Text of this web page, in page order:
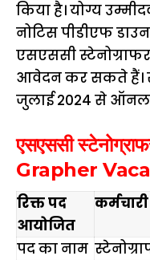
किया है। योग्य
नोटिस पीडीएफ
एसएससी
आवेदन कर सकते हैं।
जुलाई 2024 से
एसएससी
Grapher
रिक्त पद
आयोजित
पद का नाम